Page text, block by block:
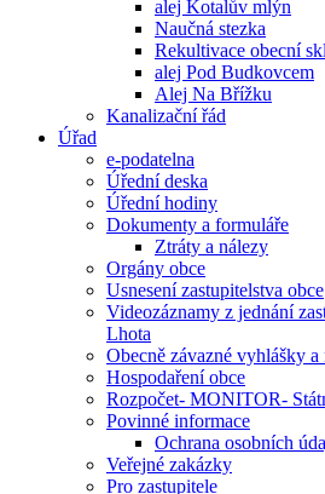
alej Kotalův mlýn
Naučná stezka
Rekultivace obecní
alej Pod Budkovcem
Alej Na Břížku
Kanalizační řád
Úřad
e-podatelna
Úřední deska
Úřední hodiny
Dokumenty a formuláře
Ztráty a nálezy
Orgány obce
Usnesení zastupitelstva obce
Videozáznamy z jednání
Lhota
Obecně závazné vyhlášky a
Hospodaření obce
Rozpočet- MONITOR-
Povinné informace
Ochrana osobních
Veřejné zakázky
Pro zastupitele